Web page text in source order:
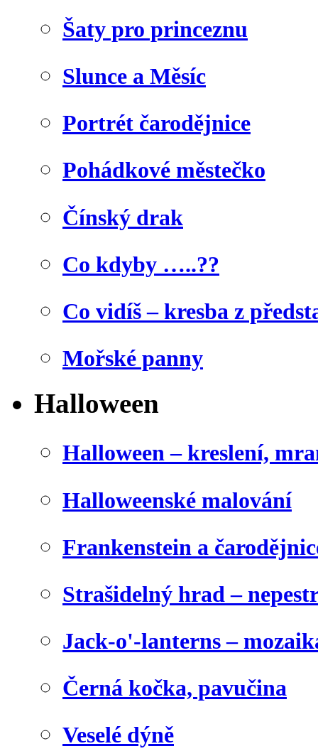
Šaty pro princeznu
Slunce a Měsíc
Portrét čarodějnice
Pohádkové městečko
Čínský drak
Co kdyby …..??
Co vidíš – kresba z
Mořské panny
Halloween
Halloween – kreslení,
Halloweenské malování
Frankenstein a
Strašidelný hrad –
Jack-o'-lanterns –
Černá kočka, pavučina
Veselé dýně